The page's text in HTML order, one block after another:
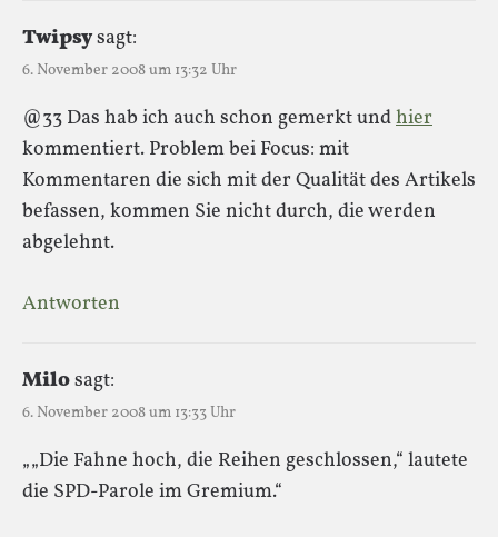
Twipsysagt:
6. November 2008 um 13:32 Uhr
@33 Das hab ich auch schon gemerkt undhier
kommentiert. Problem bei Focus: mit
Kommentaren die sich mit der Qualität des Artikels
befassen, kommen Sie nicht durch, die werden
abgelehnt.
Antworten
Milosagt:
6. November 2008 um 13:33 Uhr
„„Die Fahne hoch, die Reihen geschlossen,“ lautete
die SPD-Parole im Gremium.“